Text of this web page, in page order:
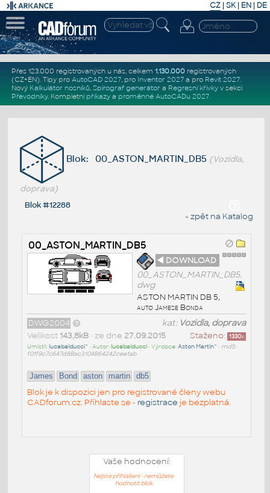
CZ | SK| EN | DE
Přes 123.000 registrovaných u nás, celkem 1.130.000registrovaných
(CZ+EN). Tipy pro AutoCAD 2027, pro Inventor 2027a pro Revit 2027.
Nový Kalkulátor nosníků, Spirograf generátor a Regresní křivkyv sekci
Převodníky. Kompletní příkazya proměnné AutoCADu 2027.
Blok: 00_ASTON_MARTIN_DB5 (Vozidla,
doprava)
Blok #12288
« zpět na Katalog
00_ASTON_MARTIN_DB5
◄ DOWNLOAD
00_ASTON_MARTIN_DB5.
dwg
ASTON MARTIN DB 5,
auto Jamese Bonda
kat: Vozidla, doprava
DWG2004
Staženo: 1330x
Velikost 143,8kB• ze dne 27.09.2015
Umístil: lucabalducci^ • Autor: lucabalducci• Výrobce:Aston Martin^ • md5:
f01f9c7c647d88ac3104864242cee1ab
James Bond aston martin db5
Blok je k dispozici jen pro registrované členy webu
CADforum.cz. Přihlaste se - registrace je bezplatná.
Vaše hodnocení:
Nejste přihlášeni - nemůžete
hodnotit blok